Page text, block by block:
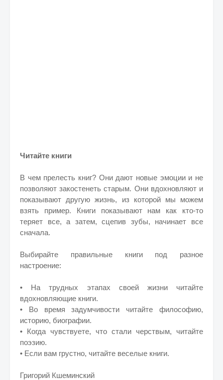
Читайте книги
В чем прелесть книг? Они дают новые эмоции и не
позволяют закостенеть старым. Они вдохновляют и
показывают другую жизнь, из которой мы можем
взять пример. Книги показывают нам как кто-то
теряет все, а затем, сцепив зубы, начинает все
сначала.
Выбирайте правильные книги под разное
настроение:
• На трудных этапах своей жизни читайте
вдохновляющие книги.
• Во время задумчивости читайте философию,
историю, биографии.
• Когда чувствуете, что стали черствым, читайте
поэзию.
• Если вам грустно, читайте веселые книги.
Григорий Кшеминский